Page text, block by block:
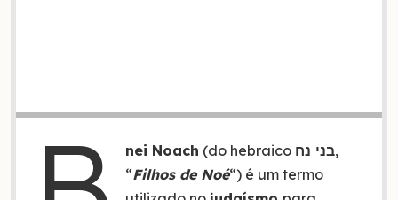
nei Noach (do hebraico בני נח,
“Filhos de Noé“) é um termo